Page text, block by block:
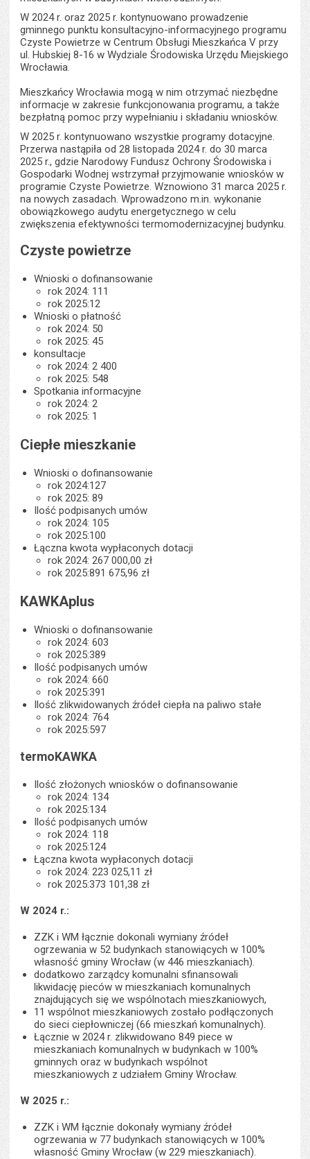
W 2024 r. oraz 2025 r. kontynuowano prowadzenie
gminnego punktu konsultacyjno-informacyjnego programu
Czyste Powietrze w Centrum Obsługi Mieszkańca V przy
ul. Hubskiej 8-16 w Wydziale Środowiska Urzędu Miejskiego
Wrocławia.
Mieszkańcy Wrocławia mogą w nim otrzymać niezbędne
informacje w zakresie funkcjonowania programu, a także
bezpłatną pomoc przy wypełnianiu i składaniu wniosków.
W 2025 r. kontynuowano wszystkie programy dotacyjne.
Przerwa nastąpiła od 28 listopada 2024 r. do 30 marca
2025 r., gdzie Narodowy Fundusz Ochrony Środowiska i
Gospodarki Wodnej wstrzymał przyjmowanie wniosków w
programie Czyste Powietrze. Wznowiono 31 marca 2025 r.
na nowych zasadach. Wprowadzono m.in. wykonanie
obowiązkowego audytu energetycznego w celu
zwiększenia efektywności termomodernizacyjnej budynku.
Czyste powietrze
Wnioski o dofinansowanie
rok 2024: 111
rok 2025:12
Wnioski o płatność
rok 2024: 50
rok 2025: 45
konsultacje
rok 2024: 2 400
rok 2025: 548
Spotkania informacyjne
rok 2024: 2
rok 2025: 1
Ciepłe mieszkanie
Wnioski o dofinansowanie
rok 2024:127
rok 2025: 89
Ilość podpisanych umów
rok 2024: 105
rok 2025:100
Łączna kwota wypłaconych dotacji
rok 2024: 267 000,00 zł
rok 2025:891 675,96 zł
KAWKAplus
Wnioski o dofinansowanie
rok 2024: 603
rok 2025:389
Ilość podpisanych umów
rok 2024: 660
rok 2025:391
Ilość zlikwidowanych źródeł ciepła na paliwo stałe
rok 2024: 764
rok 2025:597
termoKAWKA
Ilość złożonych wniosków o dofinansowanie
rok 2024: 134
rok 2025:134
Ilość podpisanych umów
rok 2024: 118
rok 2025:124
Łączna kwota wypłaconych dotacji
rok 2024: 223 025,11 zł
rok 2025:373 101,38 zł
W 2024 r.:
ZZK i WM łącznie dokonali wymiany źródeł
ogrzewania w 52 budynkach stanowiących w 100%
własność gminy Wrocław (w 446 mieszkaniach).
dodatkowo zarządcy komunalni sfinansowali
likwidację pieców w mieszkaniach komunalnych
znajdujących się we wspólnotach mieszkaniowych,
11 wspólnot mieszkaniowych zostało podłączonych
do sieci ciepłowniczej (66 mieszkań komunalnych).
Łącznie w 2024 r. zlikwidowano 849 piece w
mieszkaniach komunalnych w budynkach w 100%
gminnych oraz w budynkach wspólnot
mieszkaniowych z udziałem Gminy Wrocław.
W 2025 r.:
ZZK i WM łącznie dokonały wymiany źródeł
ogrzewania w 77 budynkach stanowiących w 100%
własność Gminy Wrocław (w 229 mieszkaniach).